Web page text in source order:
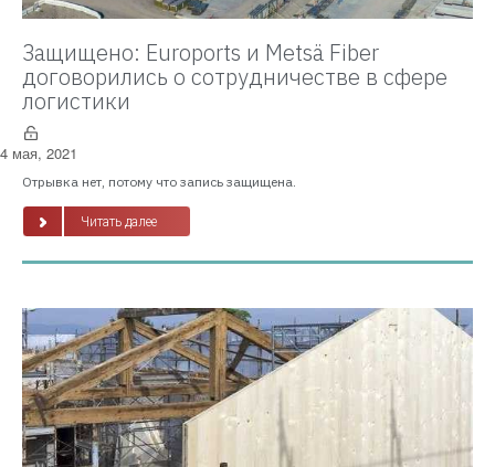
Защищено: Euroports и Metsä Fiber
договорились о сотрудничестве в сфере
логистики
4 мая, 2021
Отрывка нет, потому что запись защищена.
Читать далее